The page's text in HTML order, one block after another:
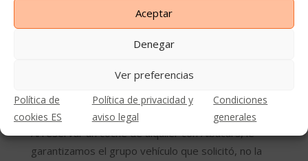
Aceptar
Denegar
Ver preferencias
Política de
cookies ES
Política de privacidad y
aviso legal
Condiciones
generales
Pérdida o daño de las llaves.
Cancelar o cambiar su reserva
veces como sea necesario, sin incurrir en gastos de
cancelación o ningún coste adicional.
Garantía grupo del vehículo
Al reservar un coche de alquiler con Albacars, le
garantizamos el grupo vehículo que solicitó, no la